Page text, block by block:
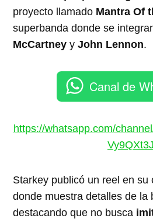
proyecto llamado Mantra Of
superbanda donde se
McCartney yJohn Lennon.
Canal de
https://whatsapp.com/
Vy9QXt3J
Starkey publicó un reel en su
donde muestra detalles de la
destacando que no busca